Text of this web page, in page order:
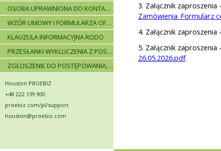
OSOBA UPRAWNIONA DO KONTAKTÓW
WZÓR UMOWY I FORMULARZA OFERTOWEGO
KLAUZULA INFORMACYJNA RODO
PRZESŁANKI WYKLUCZENIA Z POSTĘPOWANIA
ZGŁOSZENIE DO POSTĘPOWANIA, ZASADY I INSTRUKCJE
Houston PROEBIZ
+48 222 139 900
proebiz.com/pl/support
houston@proebiz.com
3. Załącznik
Zamówienia_Formularz
4. Załącznik
5. Załącznik
26.05.2026.pdf